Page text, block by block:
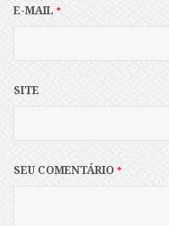
E-MAIL*
SITE
SEU COMENTÁRIO*